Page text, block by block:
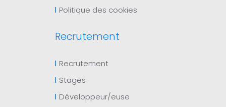
Politique des cookies
Recrutement
Recrutement
Stages
Développeur/euse